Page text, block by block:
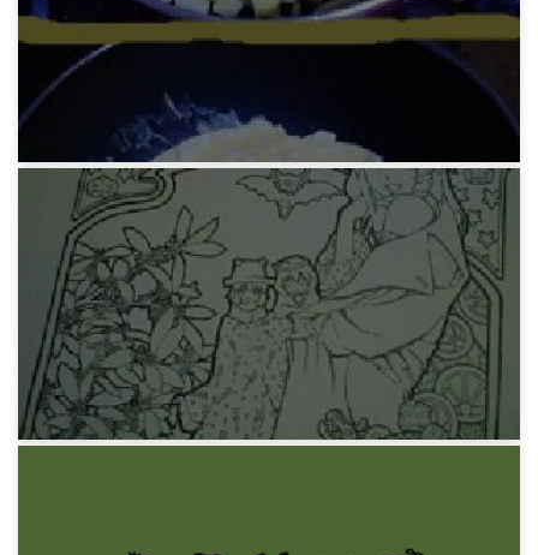
アリアンロッド動画とお菓子
12年前
みろりHP
芋オムレツ
12年前